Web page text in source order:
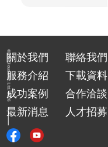
© TS Cloud Pte. Ltd. 2026
關於我們
服務介紹
成功案例
最新消息
聯絡我們
下載資料
合作洽談
人才招募